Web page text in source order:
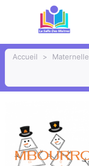
Accueil > Maternelle